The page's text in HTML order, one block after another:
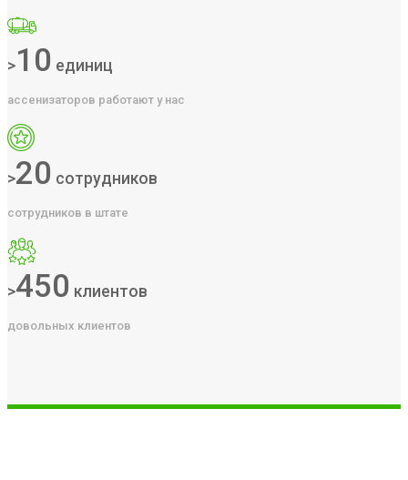
>10 единиц
ассенизаторов работают у нас
>20 сотрудников
сотрудников в штате
>450 клиентов
довольных клиентов